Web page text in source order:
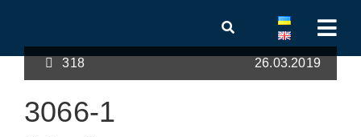
318 26.03.2019
3066-1